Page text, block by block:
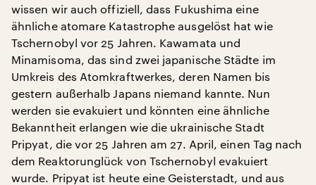
wissen wir auch offiziell, dass Fukushima eine
ähnliche atomare Katastrophe ausgelöst hat wie
Tschernobyl vor 25 Jahren. Kawamata und
Minamisoma, das sind zwei japanische Städte im
Umkreis des Atomkraftwerkes, deren Namen bis
gestern außerhalb Japans niemand kannte. Nun
werden sie evakuiert und könnten eine ähnliche
Bekanntheit erlangen wie die ukrainische Stadt
Pripyat, die vor 25 Jahren am 27. April, einen Tag nach
dem Reaktorunglück von Tschernobyl evakuiert
wurde. Pripyat ist heute eine Geisterstadt, und aus